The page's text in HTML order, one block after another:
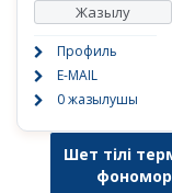
Жазылу
Профиль
E-MAIL
0 жазылушы
Шет тілі